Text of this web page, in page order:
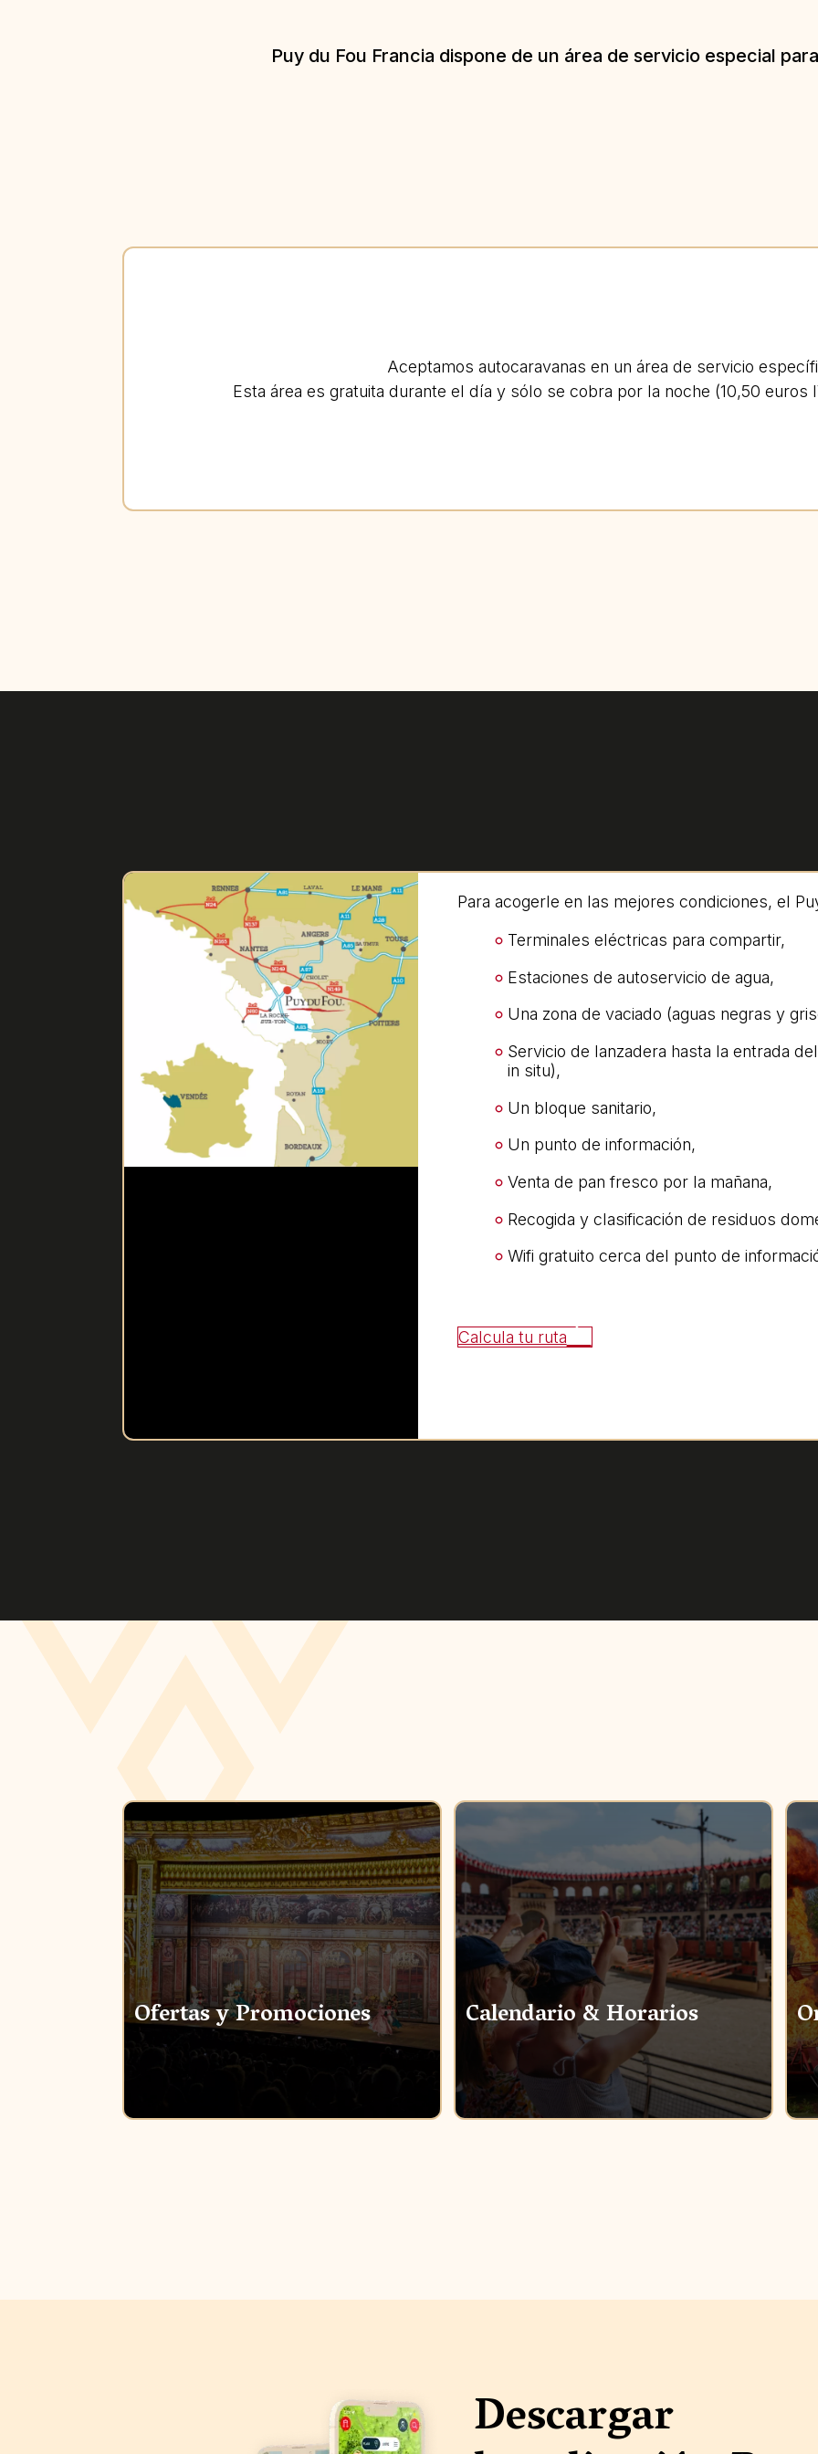
Puy du Fou Francia dispone de un área de servicio especial
Aceptamos autocaravanas en un área de servicio
Esta área es gratuita durante el día y sólo se cobra por la noche (10,50 euros
Para acogerle en las mejores condiciones, el
Terminales eléctricas para compartir,
Estaciones de autoservicio de agua,
Una zona de vaciado (aguas negras y
Servicio de lanzadera hasta la entrada
in situ),
Un bloque sanitario,
Un punto de información,
Venta de pan fresco por la mañana,
Recogida y clasificación de residuos
Wifi gratuito cerca del punto de
Calcula tu ruta
Ofertas y Promociones Calendario & Horarios
Descargar